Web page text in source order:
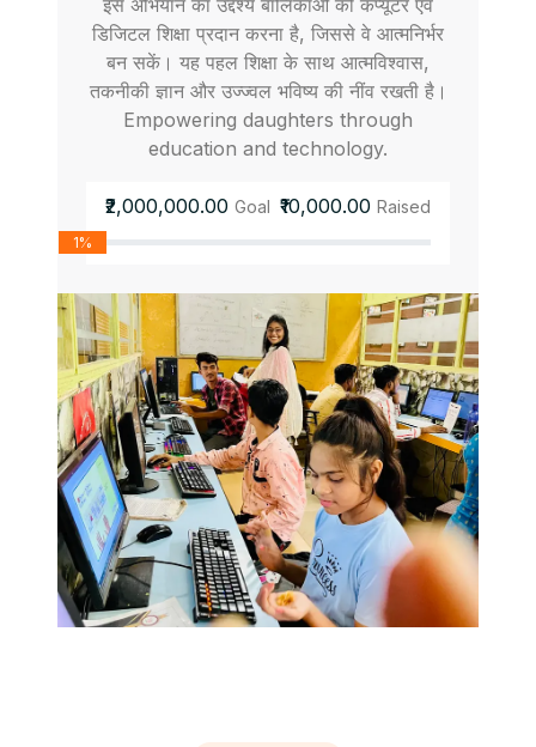
इस अभियान का उद्देश्य बालिकाओं को कंप्यूटर एवं
डिजिटल शिक्षा प्रदान करना है, जिससे वे आत्मनिर्भर
बन सकें। यह पहल शिक्षा के साथ आत्मविश्वास,
तकनीकी ज्ञान और उज्ज्वल भविष्य की नींव रखती है।
Empowering daughters through
education and technology.
₹2,000,000.00 Goal ₹10,000.00 Raised
1%